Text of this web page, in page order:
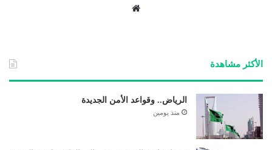
الأكثر مشاهدة
الرياض.. وقواعد الأمن الجديدة
منذ يومين